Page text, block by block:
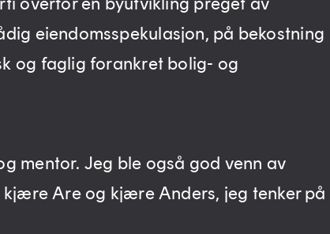
eiendomsspekulasjon, på bekostning
og faglig forankret bolig- og
mentor. Jeg ble også god venn av
Are og kjære Anders, jeg tenker på